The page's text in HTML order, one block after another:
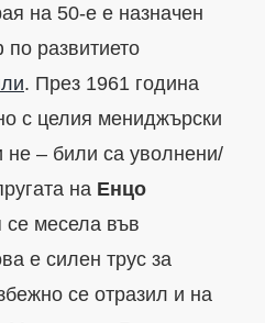
на 50-е е назначен
развитието
. През 1961 година
с целия мениджърски
– били са уволнени/
на Енцо
се месела във
е силен трус за
се отразил и на